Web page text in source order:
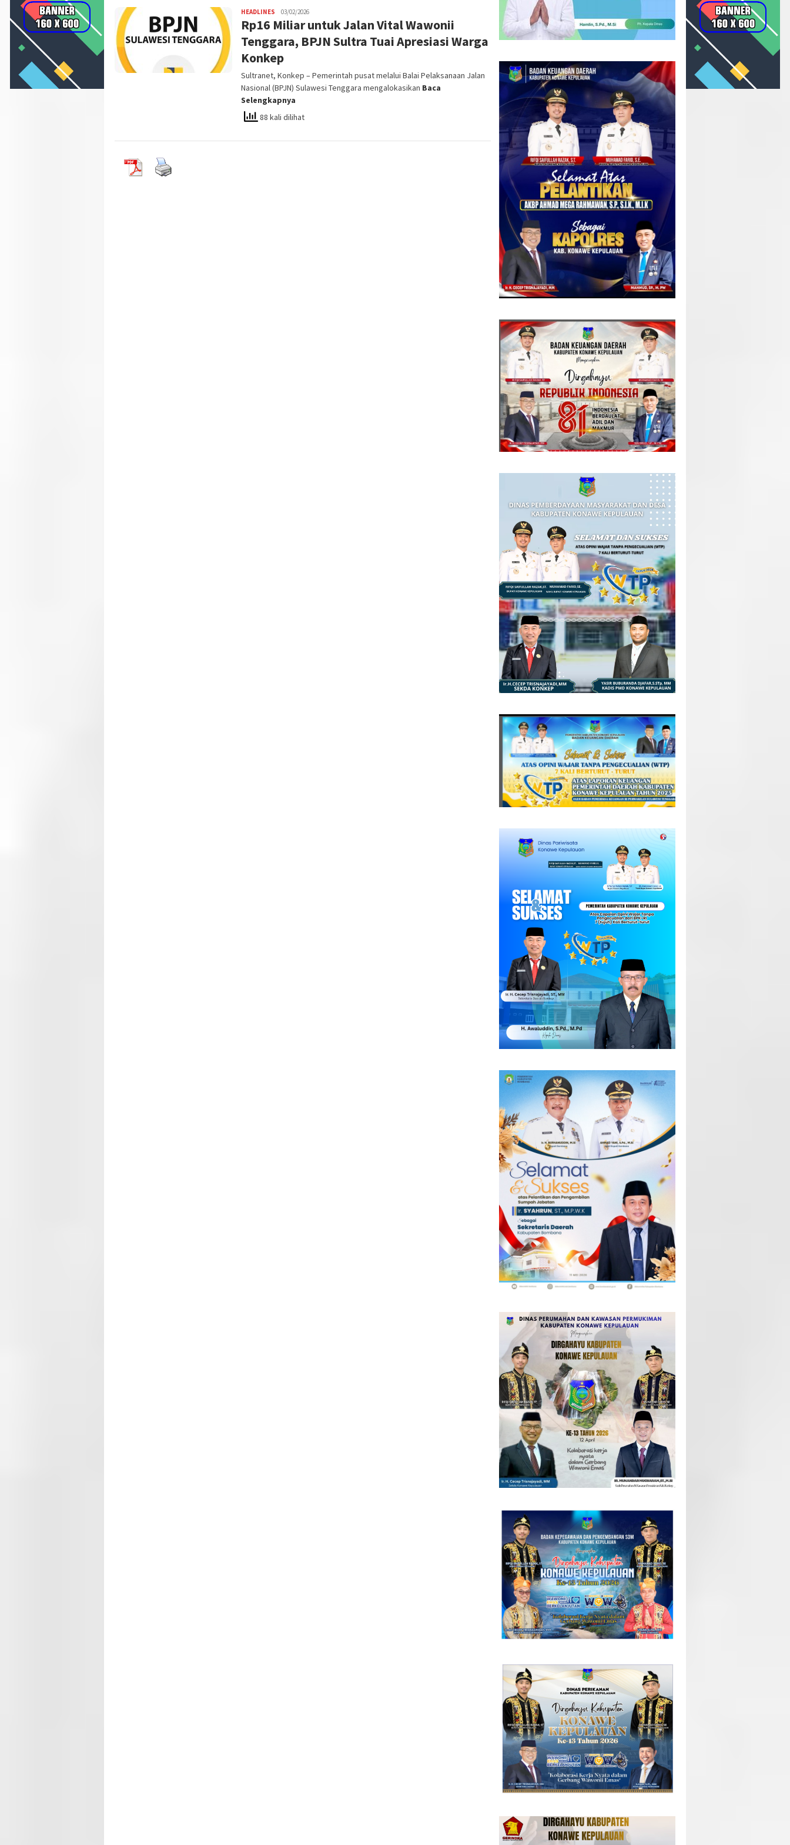
HEADLINES admin
SN
03/02/2026
Rp16 Miliar untuk Jalan Vital Wawonii
Tenggara, BPJN Sultra Tuai Apresiasi Warga
Konkep
Sultranet, Konkep – Pemerintah pusat melalui Balai Pelaksanaan Jalan
Nasional (BPJN) Sulawesi Tenggara mengalokasikan Baca
Selengkapnya
88 kali dilihat